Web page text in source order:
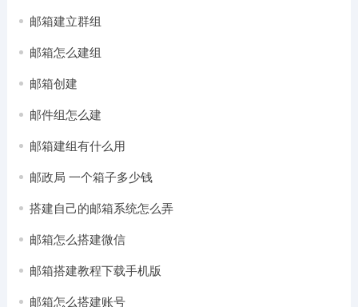
邮箱建立群组
邮箱怎么建组
邮箱创建
邮件组怎么建
邮箱建组有什么用
邮政局 一个箱子多少钱
搭建自己的邮箱系统怎么弄
邮箱怎么搭建微信
邮箱搭建教程下载手机版
邮箱怎么搭建账号